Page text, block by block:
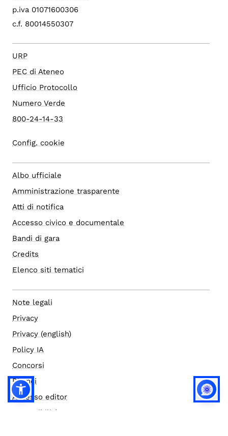
p.iva 01071600306
c.f. 80014550307
URP
PEC di Ateneo
Ufficio Protocollo
Numero Verde
800-24-14-33
Config. cookie
Albo ufficiale
Amministrazione trasparente
Atti di notifica
Accesso civico e documentale
Bandi di gara
Credits
Elenco siti tematici
Note legali
Privacy
Privacy (english)
Policy IA
Concorsi
Bilanci
Accesso editor
Accessibilità